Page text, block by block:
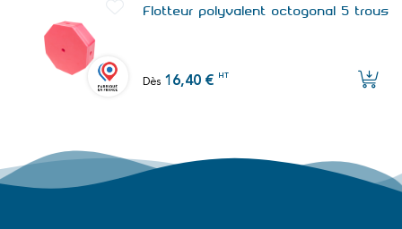
Flotteur polyvalent octogonal 5 trous
Dès 16,40 € HT